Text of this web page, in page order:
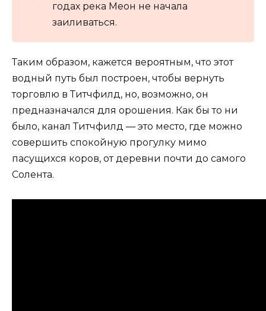
годах река Меон не начала
заиливаться.
Таким образом, кажется вероятным, что этот
водный путь был построен, чтобы вернуть
торговлю в Титчфилд, но, возможно, он
предназначался для орошения. Как бы то ни
было, канал Титчфилд — это место, где можно
совершить спокойную прогулку мимо
пасущихся коров, от деревни почти до самого
Солента.